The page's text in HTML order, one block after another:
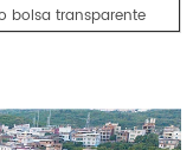
bolsa transparente